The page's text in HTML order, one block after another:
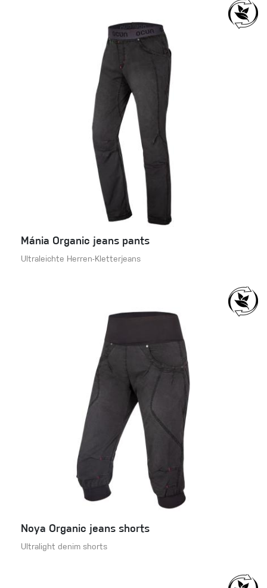
Mánia Organic jeans pants
Ultraleichte Herren-Kletterjeans
Noya Organic jeans shorts
Ultralight denim shorts